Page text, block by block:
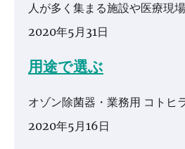
人が多く集まる施設や医療現
2020年5月31日
用途で選ぶ
オゾン除菌器・業務用 コト
2020年5月16日